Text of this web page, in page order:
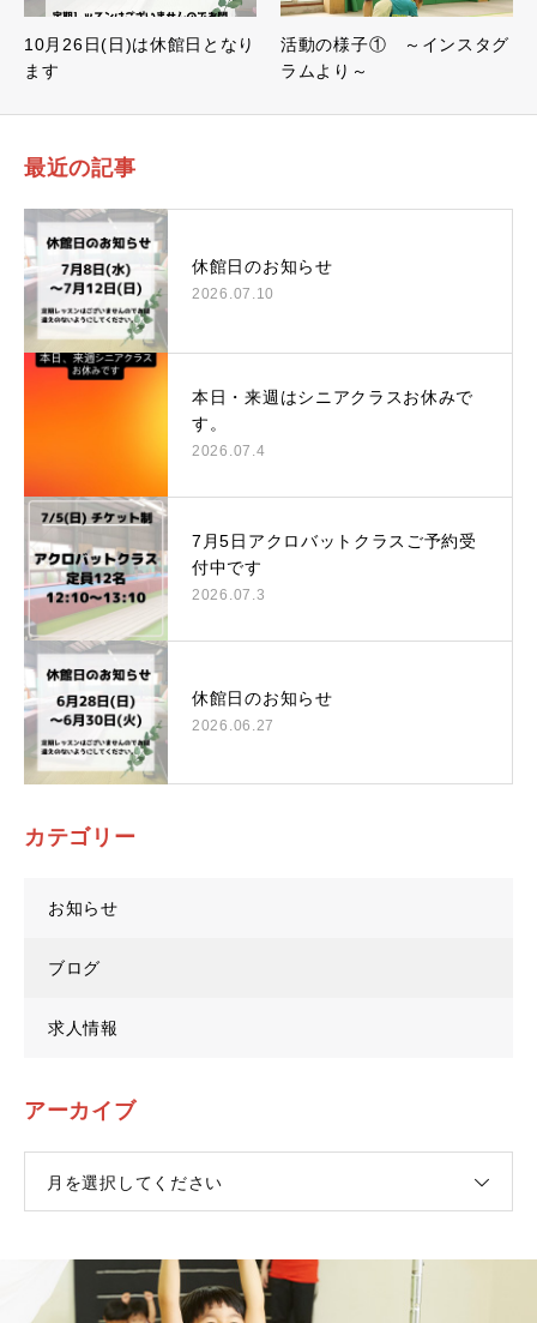
10月26日(日)は休館日となり
ます
活動の様子① ～インスタグ
ラムより～
最近の記事
休館日のお知らせ
2026.07.10
本日・来週はシニアクラスお休みで
す。
2026.07.4
7月5日アクロバットクラスご予約受
付中です
2026.07.3
休館日のお知らせ
2026.06.27
カテゴリー
お知らせ
ブログ
求人情報
アーカイブ
月を選択してください